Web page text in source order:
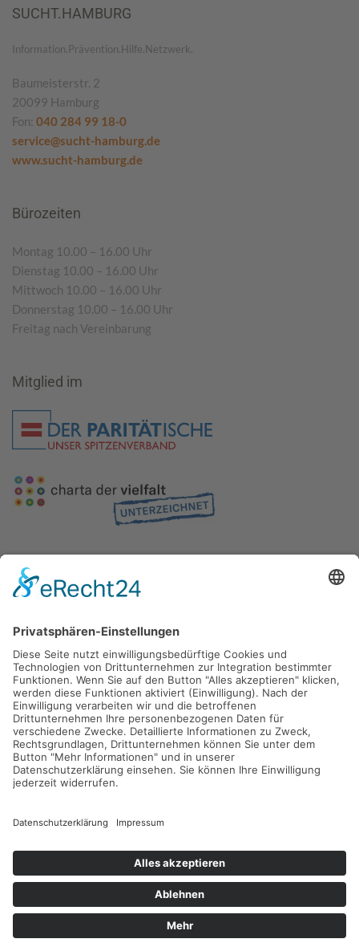
SUCHT.HAMBURG
Information.Prävention.Hilfe.Netzwerk.
Baumeisterstr. 2
20099 Hamburg
Fon: 040 284 99 18-0
service@sucht-hamburg.de
www.sucht-hamburg.de
Bürozeiten
Montag 10.00 – 16.00 Uhr
Dienstag 10.00 – 16.00 Uhr
Mittwoch 10.00 – 16.00 Uhr
Donnerstag 10.00 – 16.00 Uhr
Freitag nach Vereinbarung
Mitglied im
Gefördert durch die
Freie und Hansestadt Hamburg
SUCHT.HAMBURG gGmbH
Datenschutz Impressum Sitemap